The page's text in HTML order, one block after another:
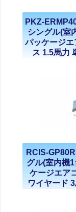
PKZ-
シングル(室
パッケージ
ス 1.5馬力
RCIS-
グル(室内機
ケージエア
ワイヤード